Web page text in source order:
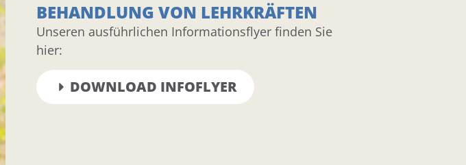
BEHANDLUNG VON LEHRKRÄFTEN
Unseren ausführlichen Informationsflyer finden Sie
hier:
DOWNLOAD INFOFLYER